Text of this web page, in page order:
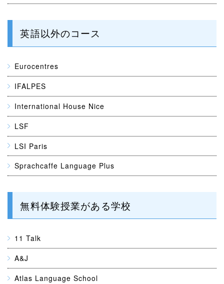
英語以外のコース
Eurocentres
IFALPES
International House Nice
LSF
LSI Paris
Sprachcaffe Language Plus
無料体験授業がある学校
11 Talk
A&J
Atlas Language School